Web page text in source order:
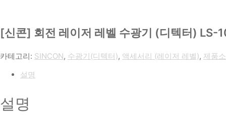
[신콘] 회전 레이저 레벨 수광기 (디텍터) LS-
카테고리: SINCON, 수광기(디텍터), 액세서리 (레이저 레벨), 제품
설명
설명